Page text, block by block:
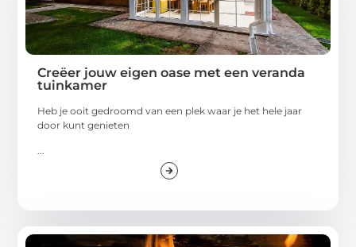
Creëer jouw eigen oase met een veranda
tuinkamer
Heb je ooit gedroomd van een plek waar je het hele jaar
door kunt genieten
...